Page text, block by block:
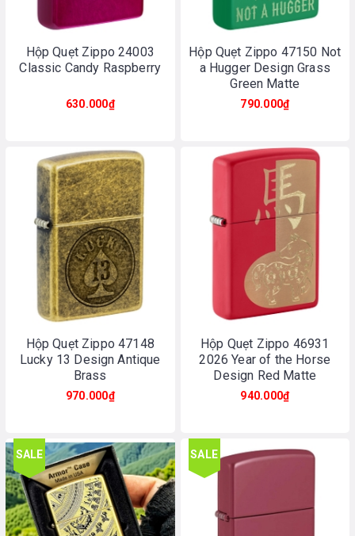
Hộp Quẹt Zippo 24003
Classic Candy Raspberry
630.000₫
Hộp Quẹt Zippo 47150 Not
a Hugger Design Grass
Green Matte
790.000₫
Hộp Quẹt Zippo 47148
Lucky 13 Design Antique
Brass
970.000₫
Hộp Quẹt Zippo 46931
2026 Year of the Horse
Design Red Matte
940.000₫
SALE SALE